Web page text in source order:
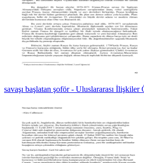
savaşı başlatan şoför - Uluslararası